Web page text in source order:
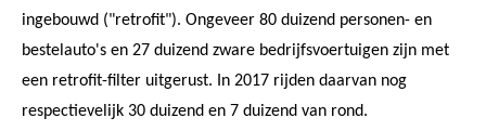
ingebouwd ("retrofit"). Ongeveer 80 duizend personen- en
bestelauto's en 27 duizend zware bedrijfsvoertuigen zijn met
een retrofit-filter uitgerust. In 2017 rijden daarvan nog
respectievelijk 30 duizend en 7 duizend van rond.